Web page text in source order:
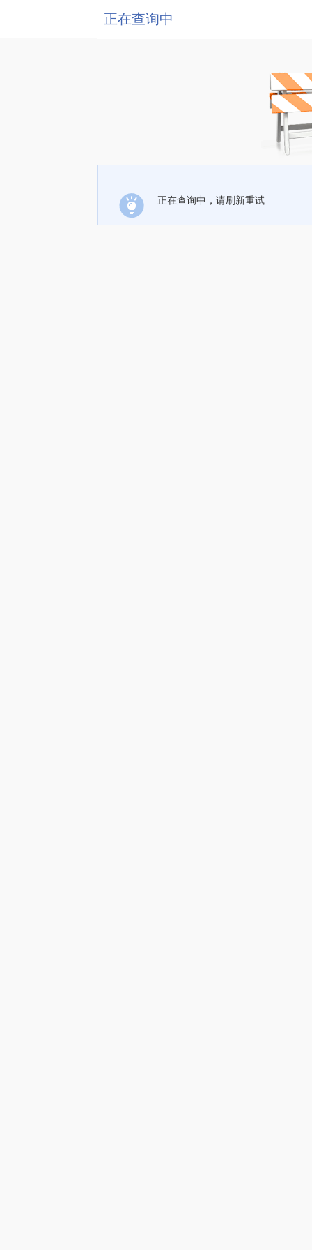
正在查询中
正在查询中，请刷新重试